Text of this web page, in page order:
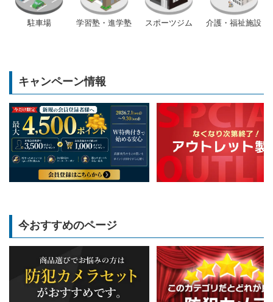
駐車場 学習塾・進学塾 スポーツジム 介護・福祉施設
キャンペーン情報
今おすすめのページ